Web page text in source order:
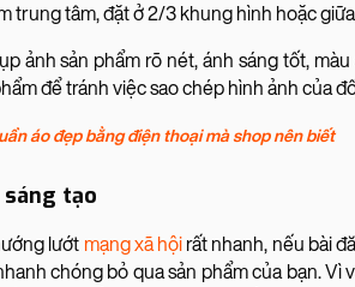
trung tâm, đặt ở 2/3 khung hình hoặc
ảnh sản phẩm rõ nét, ánh sáng tốt,
để tránh việc sao chép hình ảnh của
áo đẹp bằng điện thoại mà shop nên biết
sáng tạo
lướt mạng xã hội rất nhanh, nếu bài
chóng bỏ qua sản phẩm của bạn.